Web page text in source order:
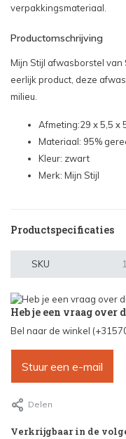
verpakkingsmateriaal.
Productomschrijving
Mijn Stijl afwasborstel van
eerlijk product, deze
milieu.
Afmeting:29 x 5,5 x
Materiaal: 95%
Kleur: zwart
Merk: Mijn Stijl
Productspecificaties
SKU
Heb je een vraag over
Bel naar de winkel
Stuur een e-mail
Delen
Verkrijgbaar in de